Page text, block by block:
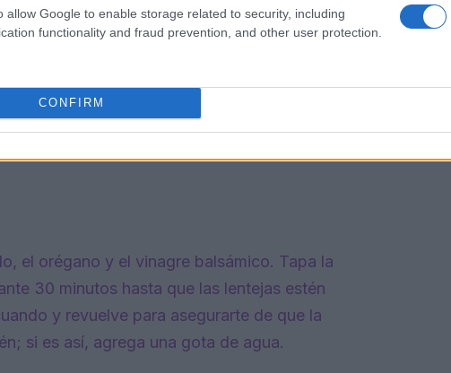
allow Google to enable storage related to security, including
functionality and fraud prevention, and other user protection.
CONFIRM
el orégano y el vinagre balsámico. Tapa la
30 minutos hasta que las lentejas estén
y revuelve para asegurarte de que la
si es así, agrega una gota de agua.